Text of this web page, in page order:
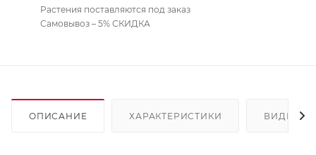
Растения поставляются под заказ
Самовывоз – 5% СКИДКА
ОПИСАНИЕ ХАРАКТЕРИСТИКИ ВИДЕО